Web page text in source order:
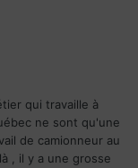
qui travaille à
ne sont qu'une
de camionneur au
, il y a une grosse